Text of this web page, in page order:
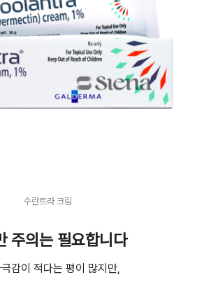
수란트라 크림
주의는 필요합니다
감이 적다는 평이 많지만,